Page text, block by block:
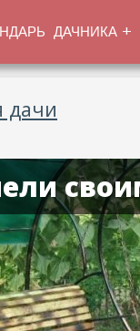
ДАЧНИКА
дачи